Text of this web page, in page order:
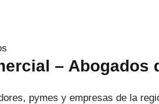
– Abogados
pymes y empresas de la